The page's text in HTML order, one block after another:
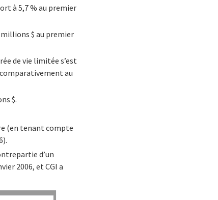
à 5,7 % au premier
$ au premier
de vie limitée s’est
comparativement au
$.
(en tenant compte
d’un
2006, et CGI a